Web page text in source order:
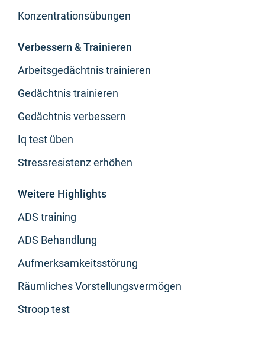
Konzentrationsübungen
Verbessern & Trainieren
Arbeitsgedächtnis trainieren
Gedächtnis trainieren
Gedächtnis verbessern
Iq test üben
Stressresistenz erhöhen
Weitere Highlights
ADS training
ADS Behandlung
Aufmerksamkeitsstörung
Räumliches Vorstellungsvermögen
Stroop test